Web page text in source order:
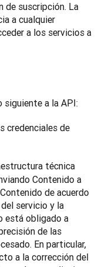
de suscripción. La
a cualquier
a los servicios a
siguiente a la API:
credenciales de
técnica
Contenido a
de acuerdo
servicio y la
está obligado a
de las
En particular,
a la corrección del